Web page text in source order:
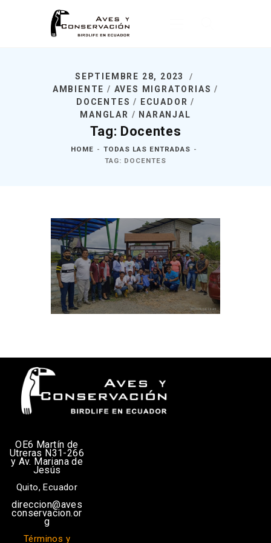
SEPTIEMBRE 28, 2023
AMBIENTE / AVES MIGRATORIAS /
DOCENTES / ECUADOR /
MANGLAR / NARANJAL
Tag: Docentes
HOME
TODAS LAS ENTRADAS
TAG: DOCENTES
Inicio
Nosotros
¿Qué Hacemos?
Noticias
OE6 Martín de
Utreras N31-266
y Av. Mariana de
Jesús
Quito, Ecuador
direccion@aves
conservacion.or
g
Términos y